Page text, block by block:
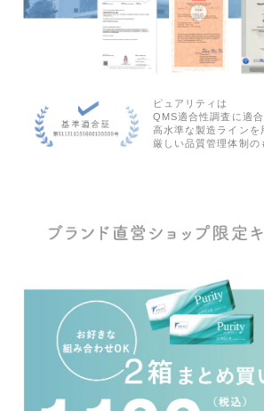
ピュアリティは
QMS適合性調査に適
高水準な製造ラインを
厳しい品質管理体制の